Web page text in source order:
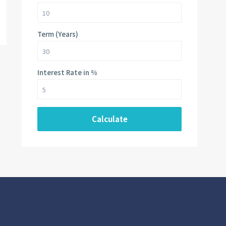
Term (Years)
Interest Rate in %
Calculate